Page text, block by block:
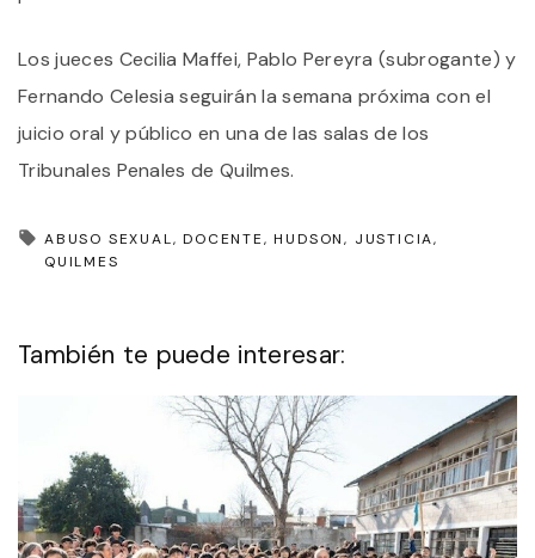
Los jueces Cecilia Maffei, Pablo Pereyra (subrogante) y
Fernando Celesia seguirán la semana próxima con el
juicio oral y público en una de las salas de los
Tribunales Penales de Quilmes.
ABUSO SEXUAL DOCENTE HUDSON
JUSTICIA
QUILMES
También te puede interesar: